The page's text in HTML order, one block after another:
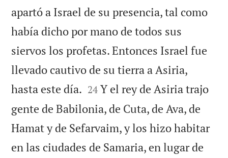
apartó a Israel de su presencia, tal como
había dicho por mano de todos sus
siervos los profetas. Entonces Israel fue
llevado cautivo de su tierra a Asiria,
hasta este día. 

24 Y el rey de Asiria trajo
gente de Babilonia, de Cuta, de Ava, de
Hamat y de Sefarvaim, y los hizo habitar
en las ciudades de Samaria, en lugar de